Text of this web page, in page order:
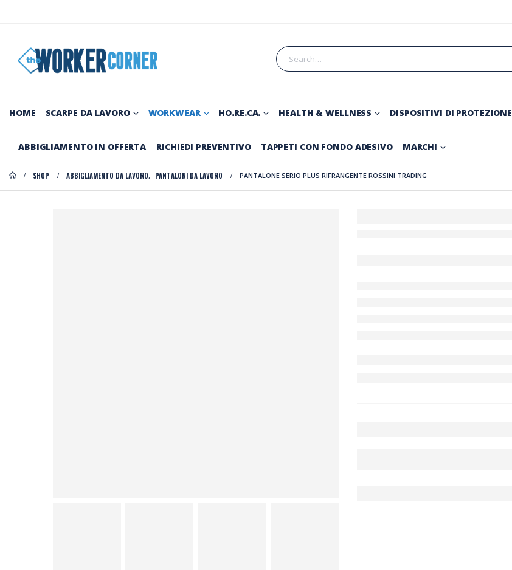
HOME SCARPE DA LAVORO WORKWEAR HO.RE.CA. HEALTH & WELLNESS DISPOSITIVI DI PROTEZIONE
ABBIGLIAMENTO IN OFFERTA RICHIEDI PREVENTIVO TAPPETI CON FONDO ADESIVO MARCHI
SHOP ABBIGLIAMENTO DA LAVORO, PANTALONI DA LAVORO PANTALONE SERIO PLUS RIFRANGENTE ROSSINI TRADING